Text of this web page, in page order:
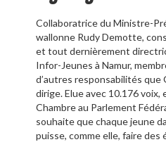
Collaboratrice du Ministre-
wallonne Rudy Demotte,
et tout dernièrement
Infor-Jeunes à Namur,
d’autres responsabilités
dirige. Elue avec 10.176 voix,
Chambre au Parlement
souhaite que chaque jeune
puisse, comme elle, faire